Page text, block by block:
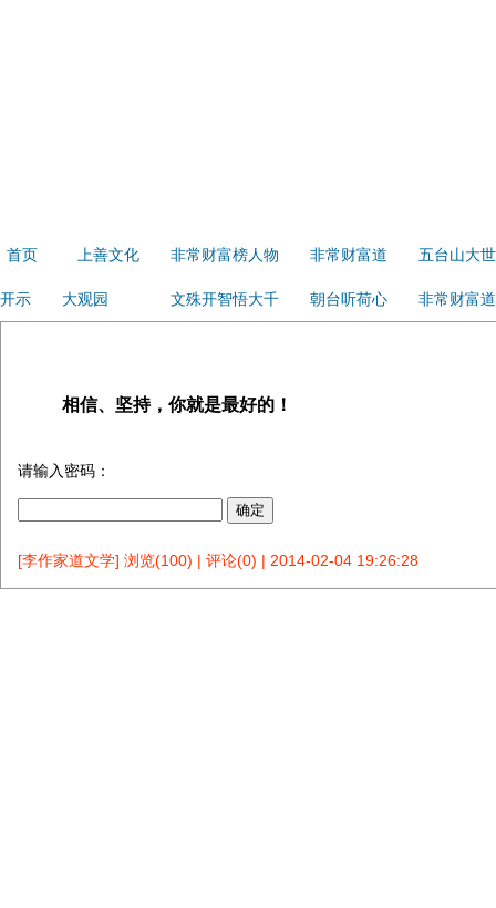
首页 上善文化 非常财富榜人物 非常财富道 五台山大
开示 大观园 文殊开智悟大千 朝台听荷心 非常财富
相信、坚持，你就是最好的！
请输入密码：
[李作家道文学] 浏览(100) | 评论(0) | 2014-02-04 19:26:28